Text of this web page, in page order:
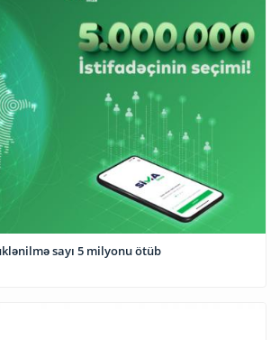
sayı 5 milyonu ötüb